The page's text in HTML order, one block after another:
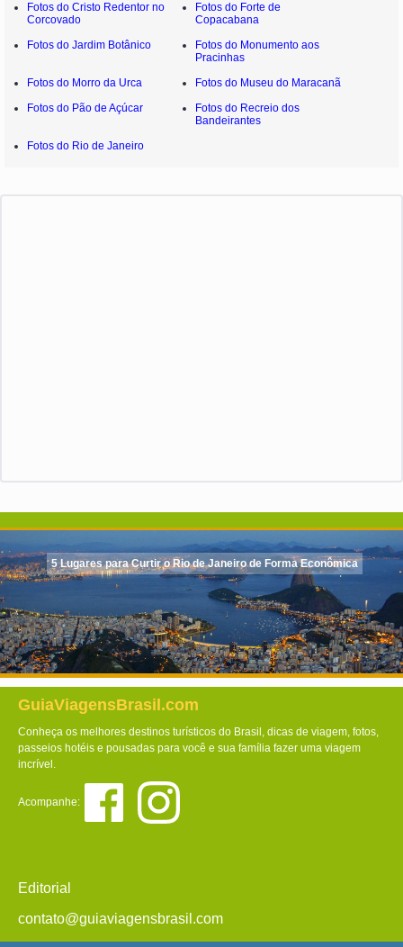
Fotos do Cristo Redentor no
Corcovado
Fotos do Forte de
Copacabana
Fotos do Jardim Botânico
Fotos do Monumento aos
Pracinhas
Fotos do Morro da Urca
Fotos do Museu do Maracanã
Fotos do Pão de Açúcar
Fotos do Recreio dos
Bandeirantes
Fotos do Rio de Janeiro
5 Lugares para Curtir o Rio de Janeiro de Forma Econômica
GuiaViagensBrasil.com
Conheça os melhores destinos turísticos do Brasil, dicas de viagem, fotos,
passeios hotéis e pousadas para você e sua família fazer uma viagem
incrível.
Acompanhe:
Editorial
contato@guiaviagensbrasil.com